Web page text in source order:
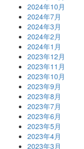
2024年10月
2024年7月
2024年3月
2024年2月
2024年1月
2023年12月
2023年11月
2023年10月
2023年9月
2023年8月
2023年7月
2023年6月
2023年5月
2023年4月
2023年3月